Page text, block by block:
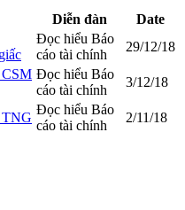
Diễn đàn
Date
Đọc hiểu Báo
cáo tài chính
29/12/18
CSM Đọc hiểu Báo
cáo tài chính
3/12/18
TNG
Đọc hiểu Báo
cáo tài chính
2/11/18